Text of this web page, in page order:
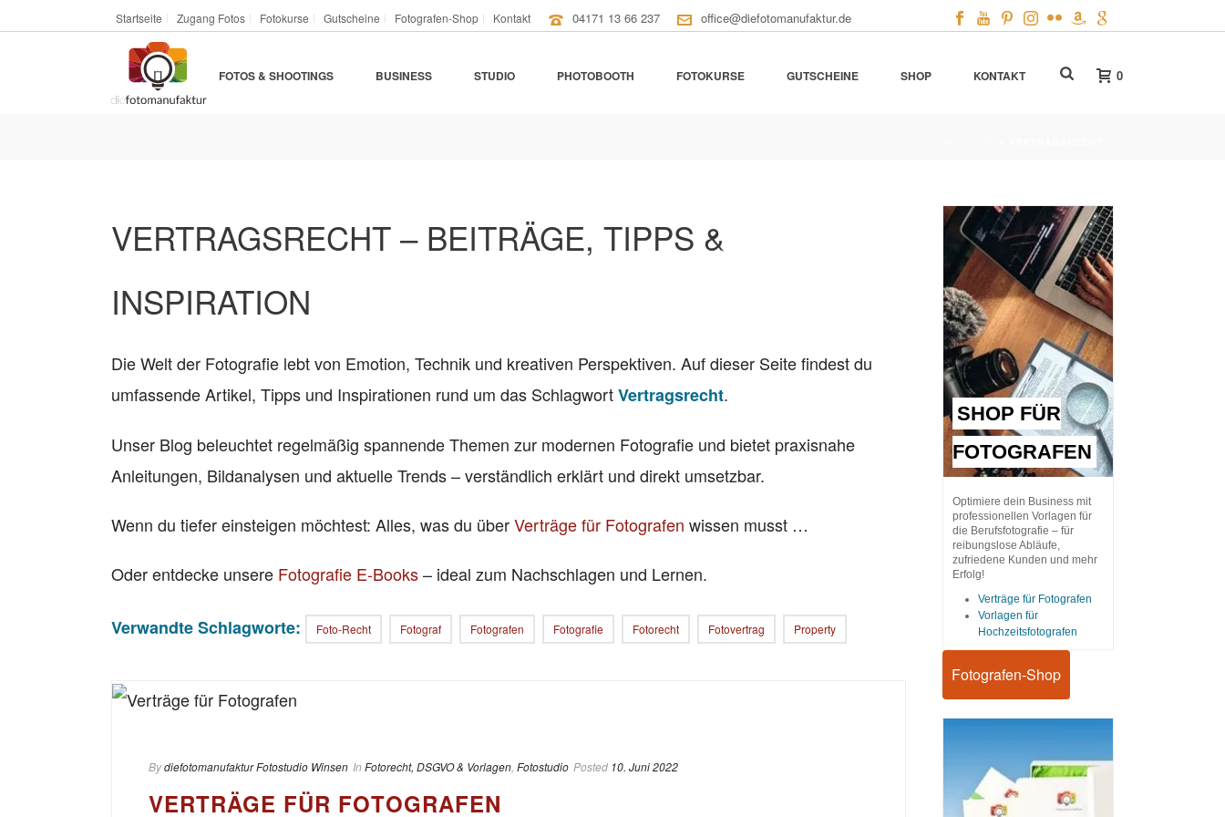
Startseite Zugang Fotos Fotokurse Gutscheine Fotografen-Shop Kontakt 04171 13 66 237 office@diefotomanufaktur.de
FOTOS & SHOOTINGS BUSINESS STUDIO PHOTOBOOTH FOTOKURSE GUTSCHEINE SHOP KONTAKT 0
VERTRAGSRECHT – BEITRÄGE, TIPPS &
INSPIRATION
Die Welt der Fotografie lebt von Emotion, Technik und kreativen Perspektiven. Auf dieser Seite findest du
umfassende Artikel, Tipps und Inspirationen rund um das SchlagwortVertragsrecht.
Unser Blog beleuchtet regelmäßig spannende Themen zur modernen Fotografie und bietet praxisnahe
Anleitungen, Bildanalysen und aktuelle Trends – verständlich erklärt und direkt umsetzbar.
Wenn du tiefer einsteigen möchtest: Alles, was du überVerträge für Fotografen wissen musst …
Oder entdecke unsere Fotografie E-Books– ideal zum Nachschlagen und Lernen.
Verwandte Schlagworte: Foto-Recht Fotograf Fotografen Fotografie Fotorecht Fotovertrag Property
Bydiefotomanufaktur Fotostudio Winsen In Fotorecht, DSGVO & Vorlagen Fotostudio Posted 10. Juni 2022
VERTRÄGE FÜR FOTOGRAFEN
SHOP FÜR
FOTOGRAFEN
Optimiere dein Business mit
professionellen Vorlagen für
die Berufsfotografie – für
reibungslose Abläufe,
zufriedene Kunden und mehr
Erfolg!
Verträge für Fotografen
Vorlagen für
Hochzeitsfotografen
Fotografen-Shop